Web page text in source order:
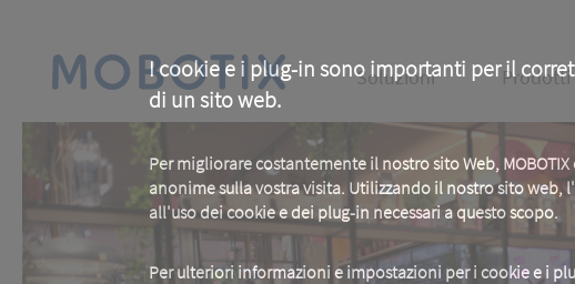
I cookie e i plug-in sono importanti per il
di un sito web.
Per migliorare costantemente il nostro sito Web,
anonime sulla vostra visita. Utilizzando il nostro sito web,
all'uso dei cookie e dei plug-in necessari a questo scopo.
Per ulteriori informazioni e impostazioni per i cookie e i
content
Main
navigation
Soluzioni Prodotti